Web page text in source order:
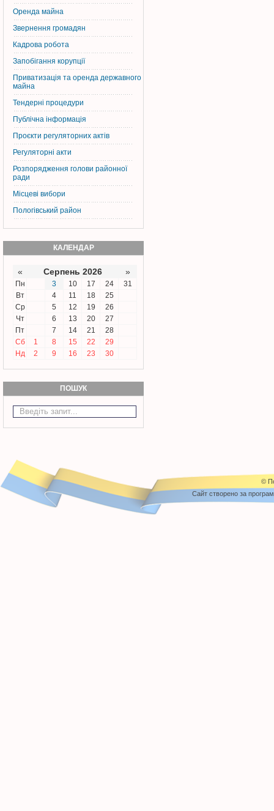
Оренда майна
Звернення громадян
Кадрова робота
Запобігання корупції
Приватизація та оренда державного
майна
Тендерні процедури
Публічна інформація
Проєкти регуляторних актів
Регуляторні акти
Розпорядження голови районної
ради
Місцеві вибори
Пологівський район
КАЛЕНДАР
« Серпень 2026 »
Пн 3 10 17 24
31
Вт
4 11 18
25
Ср
5 12 19
26
Чт
6 13 20
27
Пт
7 14 21
28
Сб
1 8 15 22
29
Нд
2 9 16 23 30
ПОШУК
©
Cайт створено за